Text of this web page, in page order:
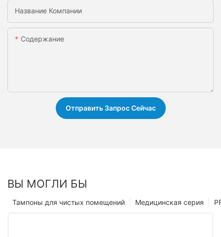
Название Компании
Содержание
Отправить Запрос Сейчас
ВЫ МОГЛИ БЫ
Медицинская серия
Тампоны для чистых помещений